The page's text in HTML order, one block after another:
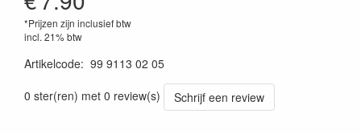
*Prijzen zijn inclusief btw
incl. 21% btw
Artikelcode: 99 9113 02 05
0 ster(ren) met 0 review(s)
Schrijf een review